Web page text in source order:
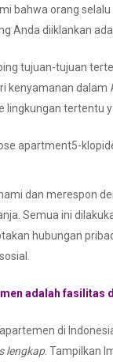
bahwa orang
Anda diiklankan
tujuan-tujuan
kenyamanan dalam
lingkungan tertentu
dan merespon
Semua ini
hubungan
adalah fasilitas
di
lengkap. Tampilkan